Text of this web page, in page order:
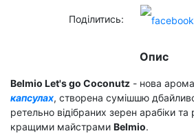
Поділитись:
Опис
Belmio Let's go Coconutz - нова
капсулах, створена сумішшю
ретельно відібраних зерен арабіки
кращими майстрами Belmio.